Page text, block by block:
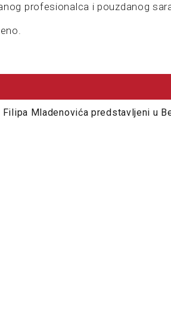
profesionalca i pouzdanog
Filipa Mladenovića predstavljeni u